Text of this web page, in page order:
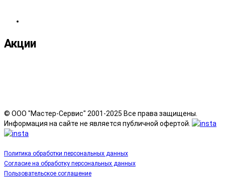
Акции
© ООО "Мастер-Сервис" 2001-2025 Все права защищены.
Информация на сайте не является публичной офертой.
Политика обработки персональных данных
Согласие на обработку персональных данных
Пользовательское соглашение